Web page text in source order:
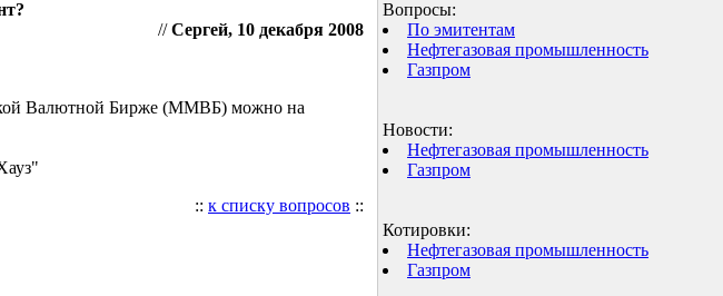
//Сергей, 10 декабря 2008
Валютной Бирже (ММВБ) можно на
:: к списку вопросов ::
Вопросы:
По эмитентам
Нефтегазовая промышленность
Газпром
Новости:
Нефтегазовая промышленность
Газпром
Котировки:
Нефтегазовая промышленность
Газпром